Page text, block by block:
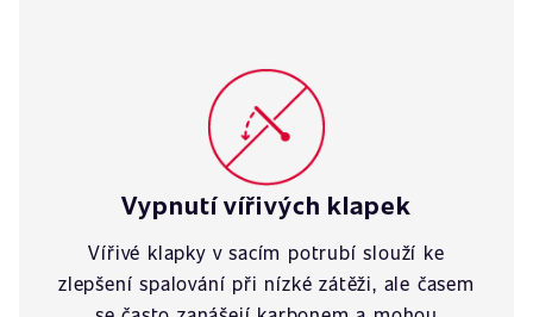
Vypnutí vířivých klapek
Vířivé klapky v sacím potrubí slouží ke
zlepšení spalování při nízké zátěži, ale časem